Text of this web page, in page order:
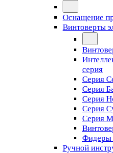
Оснащение
Винтоверты
серия
Серия
Серия
Серия
Серия
Серия
Фидеры
Ручной